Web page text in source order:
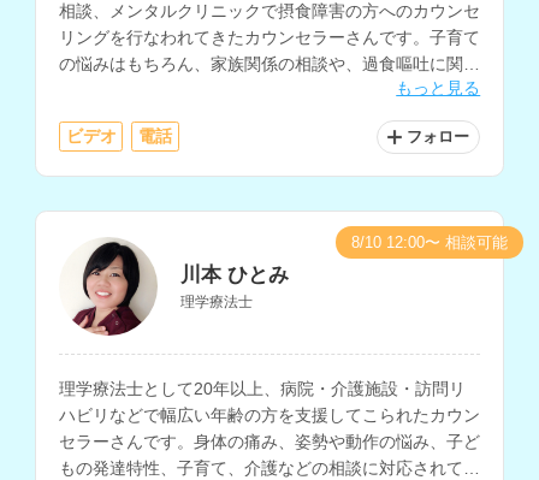
相談、メンタルクリニックで摂食障害の方へのカウンセ
リングを行なわれてきたカウンセラーさんです。子育て
の悩みはもちろん、家族関係の相談や、過食嘔吐に関す
もっと見る
ビデオ 電話 フォロー
川本 ひとみ
理学療法士
理学療法士として20年以上、病院・介護施設・訪問リ
ハビリなどで幅広い年齢の方を支援してこられたカウン
セラーさんです。身体の痛み、姿勢や動作の悩み、子ど
もの発達特性、子育て、介護などの相談に対応されてい
8/10 12:00〜 相談可能